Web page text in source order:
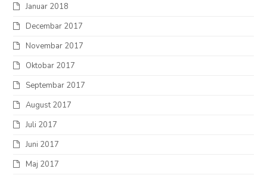
Januar 2018
Decembar 2017
Novembar 2017
Oktobar 2017
Septembar 2017
August 2017
Juli 2017
Juni 2017
Maj 2017